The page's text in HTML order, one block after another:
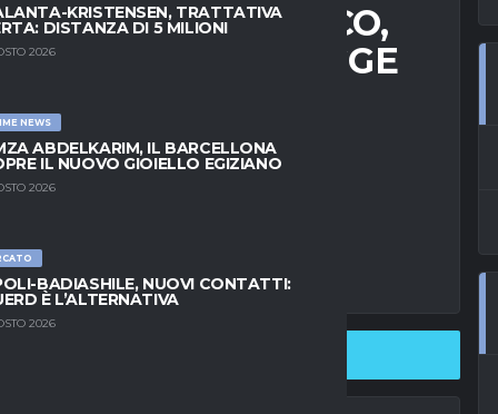
KRISTENSEN, TRATTATIVA
DISTANZA DI 5 MILIONI
2026
NEWS
ABDELKARIM, IL BARCELLONA
IL NUOVO GIOIELLO EGIZIANO
2026
BADIASHILE, NUOVI CONTATTI:
È L’ALTERNATIVA
2026
BAYERN MONACO,
DA RUMENIGGE